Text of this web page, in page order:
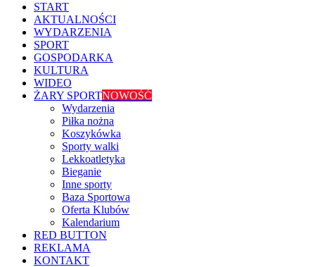
START
AKTUALNOŚCI
WYDARZENIA
SPORT
GOSPODARKA
KULTURA
WIDEO
ŻARY SPORTNOWOŚĆ
Wydarzenia
Piłka nożna
Koszykówka
Sporty walki
Lekkoatletyka
Bieganie
Inne sporty
Baza Sportowa
Oferta Klubów
Kalendarium
RED BUTTON
REKLAMA
KONTAKT